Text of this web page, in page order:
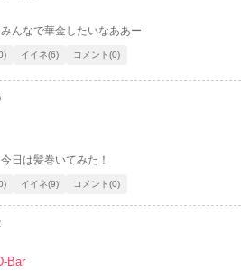
んなで華金したいなああー
イイネ(6) コメント(0)
日は髪巻いてみた！
イイネ(9) コメント(0)
Bar